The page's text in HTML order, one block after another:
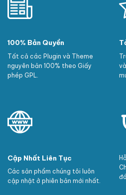
100% Bản Quyền
Tất cả các Plugin và Theme
nguyên bản 100% theo Giấy
phép GPL.
Cập Nhất Liên Tục
Các sản phẩm chúng tôi luôn
cập nhật ở phiên bản mới nhất.